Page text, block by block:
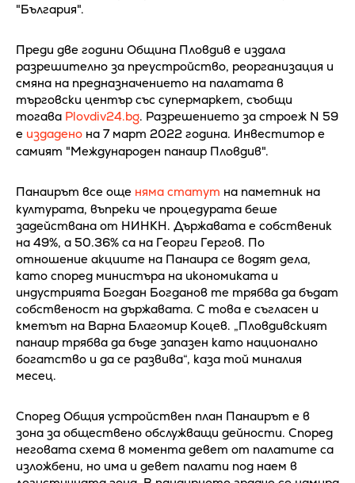
"България".
Преди две години Община Пловдив е издала
разрешително за преустройство, реорганизация и
смяна на предназначението на палатата в
търговски център със супермаркет, съобщи
тогава Plovdiv24.bg. Разрешението за строеж N 59
е издадено на 7 март 2022 година. Инвеститор е
самият "Международен панаир Пловдив".
Панаирът все още няма статут на паметник на
културата, въпреки че процедурата беше
задействана от НИНКН. Държавата е собственик
на 49%, а 50.36% са на Георги Гергов. По
отношение акциите на Панаира се водят дела,
като според министъра на икономиката и
индустрията Богдан Богданов те трябва да бъдат
собственост на държавата. С това е съгласен и
кметът на Варна Благомир Коцев. „Пловдивският
панаир трябва да бъде запазен като национално
богатство и да се развива“, каза той миналия
месец.
Според Общия устройствен план Панаирът е в
зона за обществено обслужващи дейности. Според
неговата схема в момента девет от палатите са
изложбени, но има и девет палати под наем в